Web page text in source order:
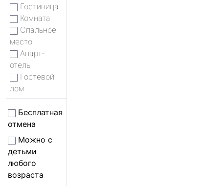
Гостиница
Комната
Спальное
место
Апарт-
отель
Гостевой
дом
Бесплатная
отмена
Можно с
детьми
любого
возраста